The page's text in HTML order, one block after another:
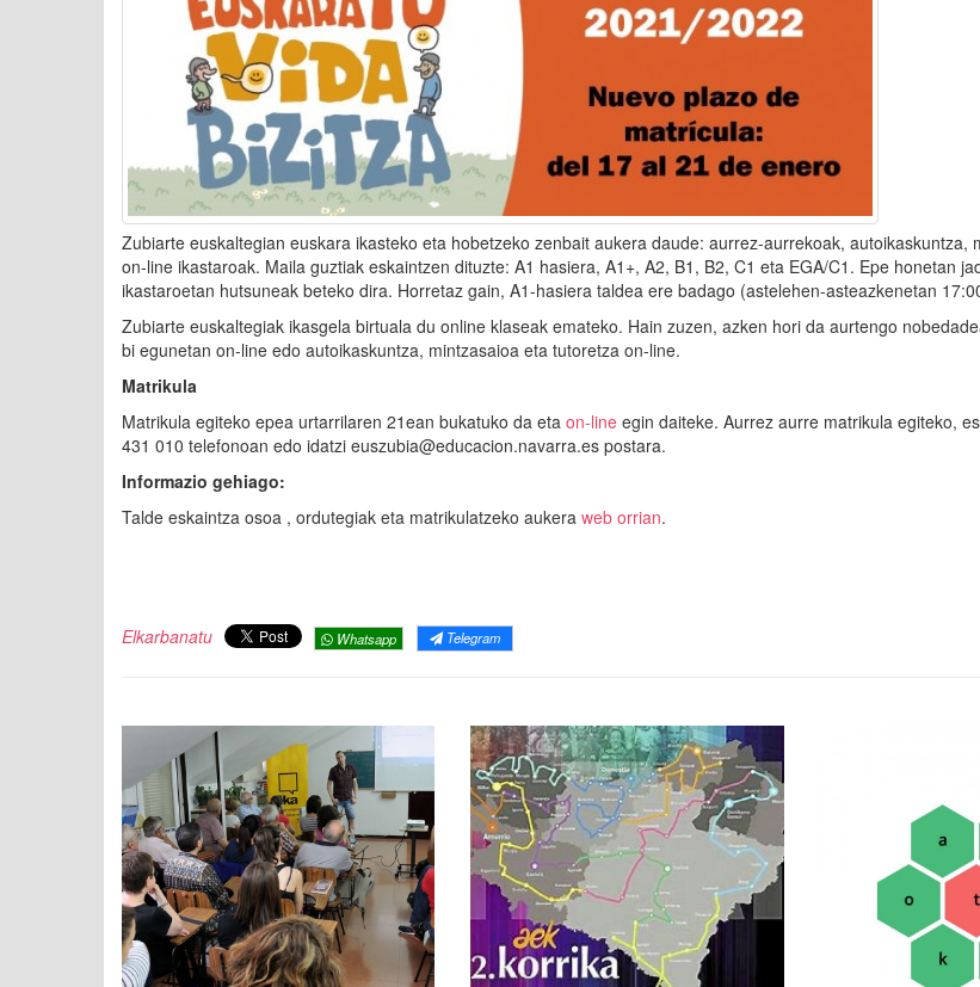
Zubiarte euskaltegian euskara ikasteko eta hobetzeko zenbait aukera daude: aurrez-aurrekoak, autoikaskuntza,
on-line ikastaroak. Maila guztiak eskaintzen dituzte: A1 hasiera, A1+, A2, B1, B2, C1 eta EGA/C1. Epe honetan
ikastaroetan hutsuneak beteko dira. Horretaz gain, A1-hasiera taldea ere badago (astelehen-asteazkenetan
Zubiarte euskaltegiak ikasgela birtuala du online klaseak emateko. Hain zuzen, azken hori da aurtengo
bi egunetan on-line edo autoikaskuntza, mintzasaioa eta tutoretza on-line.
Matrikula
Matrikula egiteko epea urtarrilaren 21ean bukatuko da eta on-line egin daiteke. Aurrez aurre matrikula egiteko,
431 010 telefonoan edo idatzi euszubia@educacion.navarra.es postara.
Informazio gehiago:
Talde eskaintza osoa , ordutegiak eta matrikulatzeko aukera web orrian.
Elkarbanatu Whatsapp Telegram